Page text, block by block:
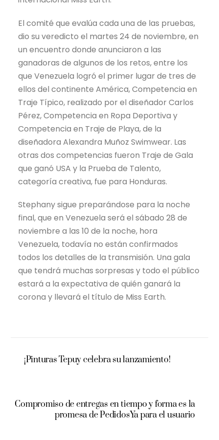
El comité que evalúa cada una de las pruebas,
dio su veredicto el martes 24 de noviembre, en
un encuentro donde anunciaron a las
ganadoras de algunos de los retos, entre los
que Venezuela logró el primer lugar de tres de
ellos del continente América, Competencia en
Traje Típico, realizado por el diseñador Carlos
Pérez, Competencia en Ropa Deportiva y
Competencia en Traje de Playa, de la
diseñadora Alexandra Muñoz Swimwear. Las
otras dos competencias fueron Traje de Gala
que ganó USA y la Prueba de Talento,
categoría creativa, fue para Honduras.
Stephany sigue preparándose para la noche
final, que en Venezuela será el sábado 28 de
noviembre a las 10 de la noche, hora
Venezuela, todavía no están confirmados
todos los detalles de la transmisión. Una gala
que tendrá muchas sorpresas y todo el público
estará a la expectativa de quién ganará la
corona y llevará el título de Miss Earth.
¡Pinturas Tepuy celebra su lanzamiento!
Compromiso de entregas en tiempo y forma es la
promesa de PedidosYa para el usuario